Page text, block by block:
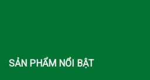
SẢN PHẨM NỔI BẬT